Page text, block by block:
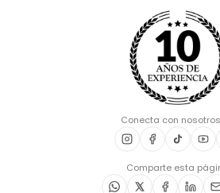
Conecta con
Comparte esta